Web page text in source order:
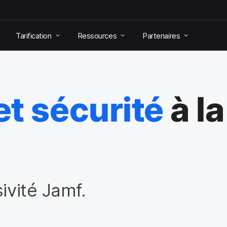
Tarification Ressources Partenaires
sécurité à la
Jamf.